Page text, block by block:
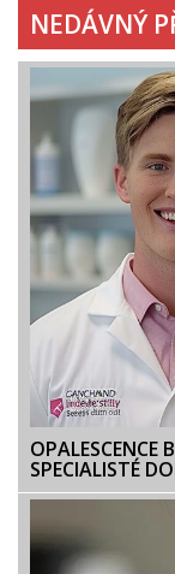
NEDÁVNÝ
OPALESCENCE
SPECIALISTÉ